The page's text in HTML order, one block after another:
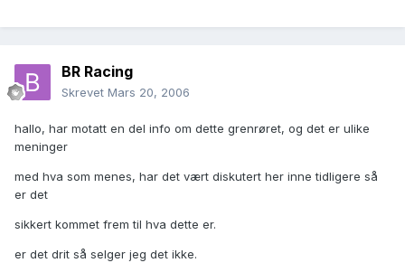
BR Racing
Skrevet Mars 20, 2006
hallo, har motatt en del info om dette grenrøret, og det er ulike
meninger
med hva som menes, har det vært diskutert her inne tidligere så
er det
sikkert kommet frem til hva dette er.
er det drit så selger jeg det ikke.